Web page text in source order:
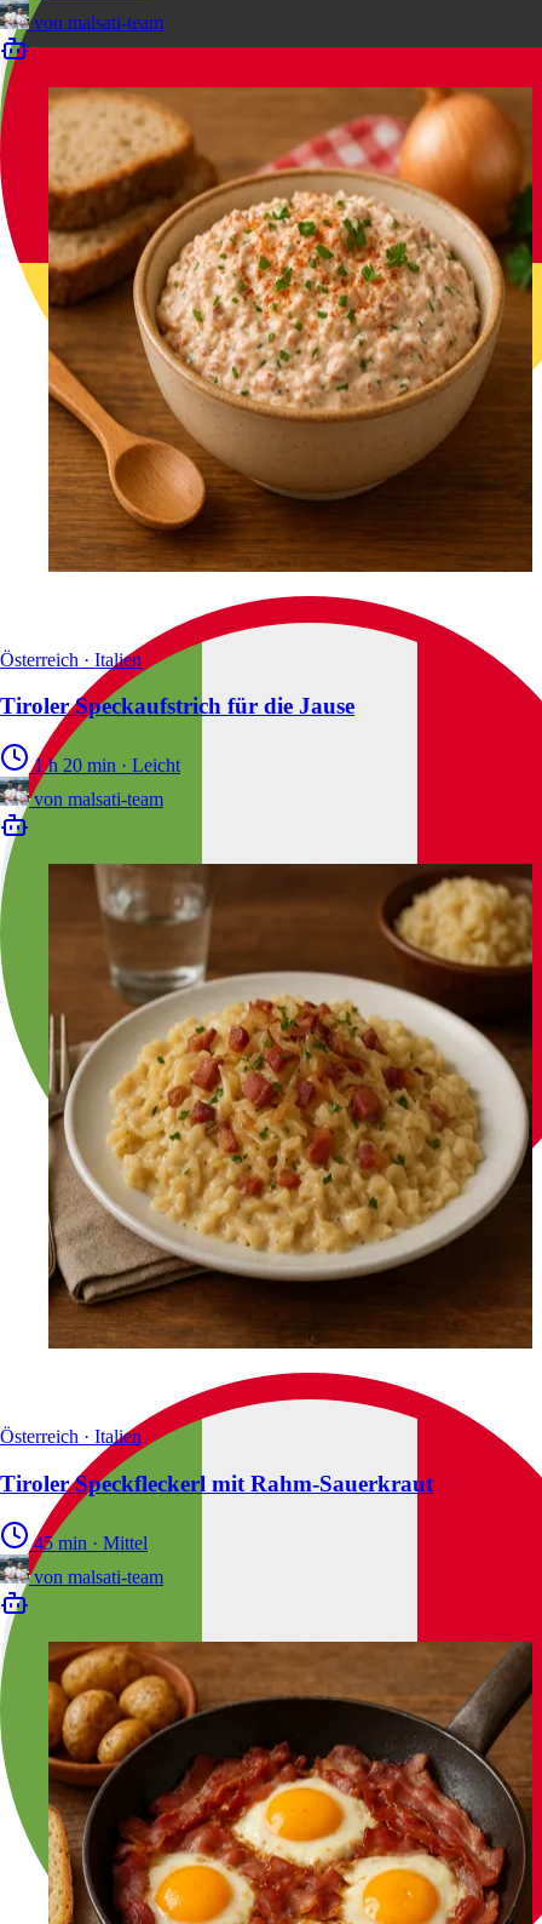
von malsati-team
Österreich · Italien
Tiroler Speckaufstrich für die Jause
1 h 20 min · Leicht
von malsati-team
Österreich · Italien
Tiroler Speckfleckerl mit Rahm-Sauerkraut
45 min · Mittel
von malsati-team